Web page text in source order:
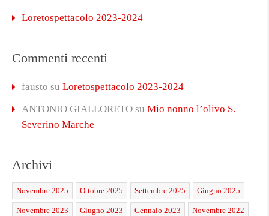
Loretospettacolo 2023-2024
Commenti recenti
fausto su Loretospettacolo 2023-2024
ANTONIO GIALLORETO su Mio nonno l’olivo S.
Severino Marche
Archivi
Novembre 2025 Ottobre 2025 Settembre 2025 Giugno 2025
Novembre 2023 Giugno 2023 Gennaio 2023 Novembre 2022